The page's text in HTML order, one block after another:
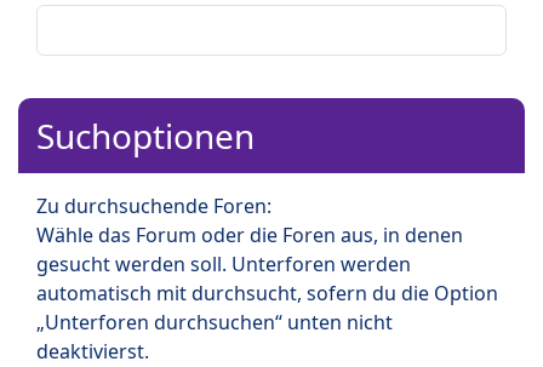
Suchoptionen
Zu durchsuchende Foren:
Wähle das Forum oder die Foren aus, in denen
gesucht werden soll. Unterforen werden
automatisch mit durchsucht, sofern du die Option
„Unterforen durchsuchen“ unten nicht
deaktivierst.